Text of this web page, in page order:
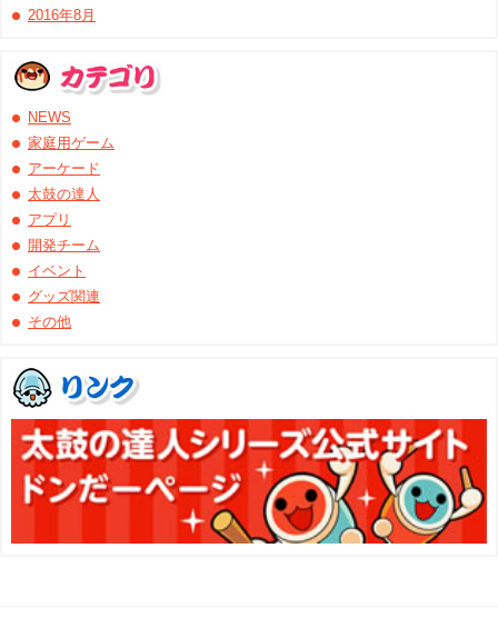
2016年8月
NEWS
家庭用ゲーム
アーケード
太鼓の達人
アプリ
開発チーム
イベント
グッズ関連
その他